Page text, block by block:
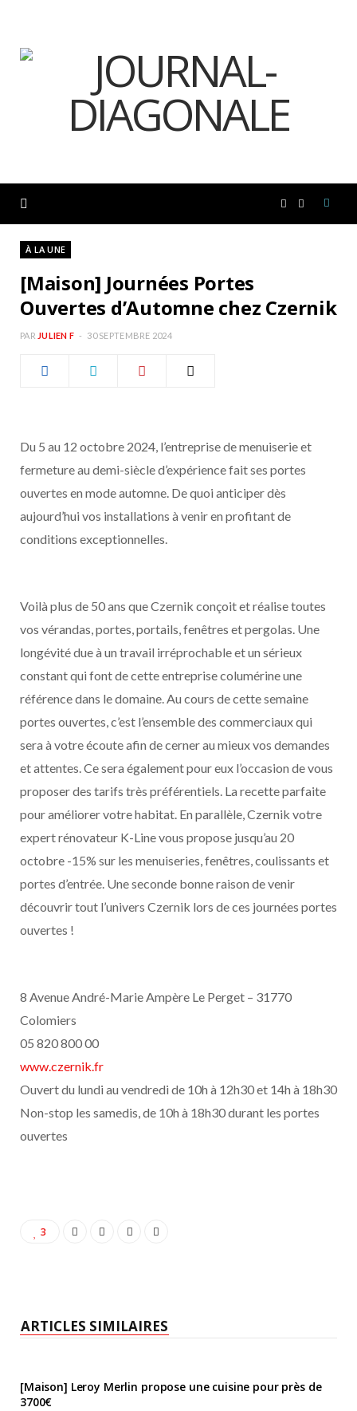
o r
À LA UNE
[Maison] Journées Portes
Ouvertes d’Automne chez Czernik
PAR JULIEN F 30 SEPTEMBRE 2024
Du 5 au 12 octobre 2024, l’entreprise de menuiserie et
fermeture au demi-siècle d’expérience fait ses portes
ouvertes en mode automne. De quoi anticiper dès
aujourd’hui vos installations à venir en profitant de
conditions exceptionnelles.
Voilà plus de 50 ans que Czernik conçoit et réalise toutes
vos vérandas, portes, portails, fenêtres et pergolas. Une
longévité due à un travail irréprochable et un sérieux
constant qui font de cette entreprise columérine une
référence dans le domaine. Au cours de cette semaine
portes ouvertes, c’est l’ensemble des commerciaux qui
sera à votre écoute afin de cerner au mieux vos demandes
et attentes. Ce sera également pour eux l’occasion de vous
proposer des tarifs très préférentiels. La recette parfaite
pour améliorer votre habitat. En parallèle, Czernik votre
expert rénovateur K-Line vous propose jusqu’au 20
octobre -15% sur les menuiseries, fenêtres, coulissants et
portes d’entrée. Une seconde bonne raison de venir
découvrir tout l’univers Czernik lors de ces journées portes
ouvertes !
8 Avenue André-Marie Ampère Le Perget – 31770
Colomiers
05 820 800 00
www.czernik.fr
Ouvert du lundi au vendredi de 10h à 12h30 et 14h à 18h30
Non-stop les samedis, de 10h à 18h30 durant les portes
ouvertes
3
ARTICLES SIMILAIRES
[Maison] Leroy Merlin propose une cuisine pour près de
3700€